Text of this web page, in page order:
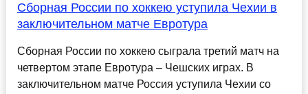
Сборная России по хоккею уступила Чехии в
заключительном матче Евротура
Сборная России по хоккею сыграла третий матч на
четвертом этапе Евротура – Чешских играх. В
заключительном матче Россия уступила Чехии со